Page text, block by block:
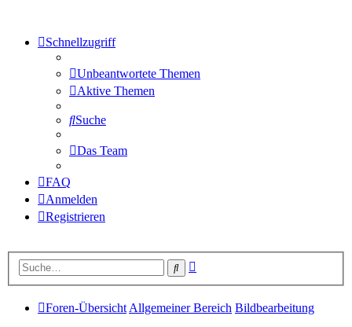
Schnellzugriff
Unbeantwortete Themen
Aktive Themen
Suche
Das Team
FAQ
Anmelden
Registrieren
Suche
Foren-Übersicht Allgemeiner Bereich Bildbearbeitung